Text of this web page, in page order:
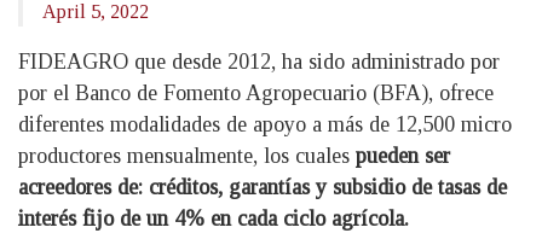
April 5, 2022
FIDEAGRO que desde 2012, ha sido administrado por
por el Banco de Fomento Agropecuario (BFA), ofrece
diferentes modalidades de apoyo a más de 12,500 micro
productores mensualmente, los cuales pueden ser
acreedores de: créditos, garantías y subsidio de tasas de
interés fijo de un 4% en cada ciclo agrícola.